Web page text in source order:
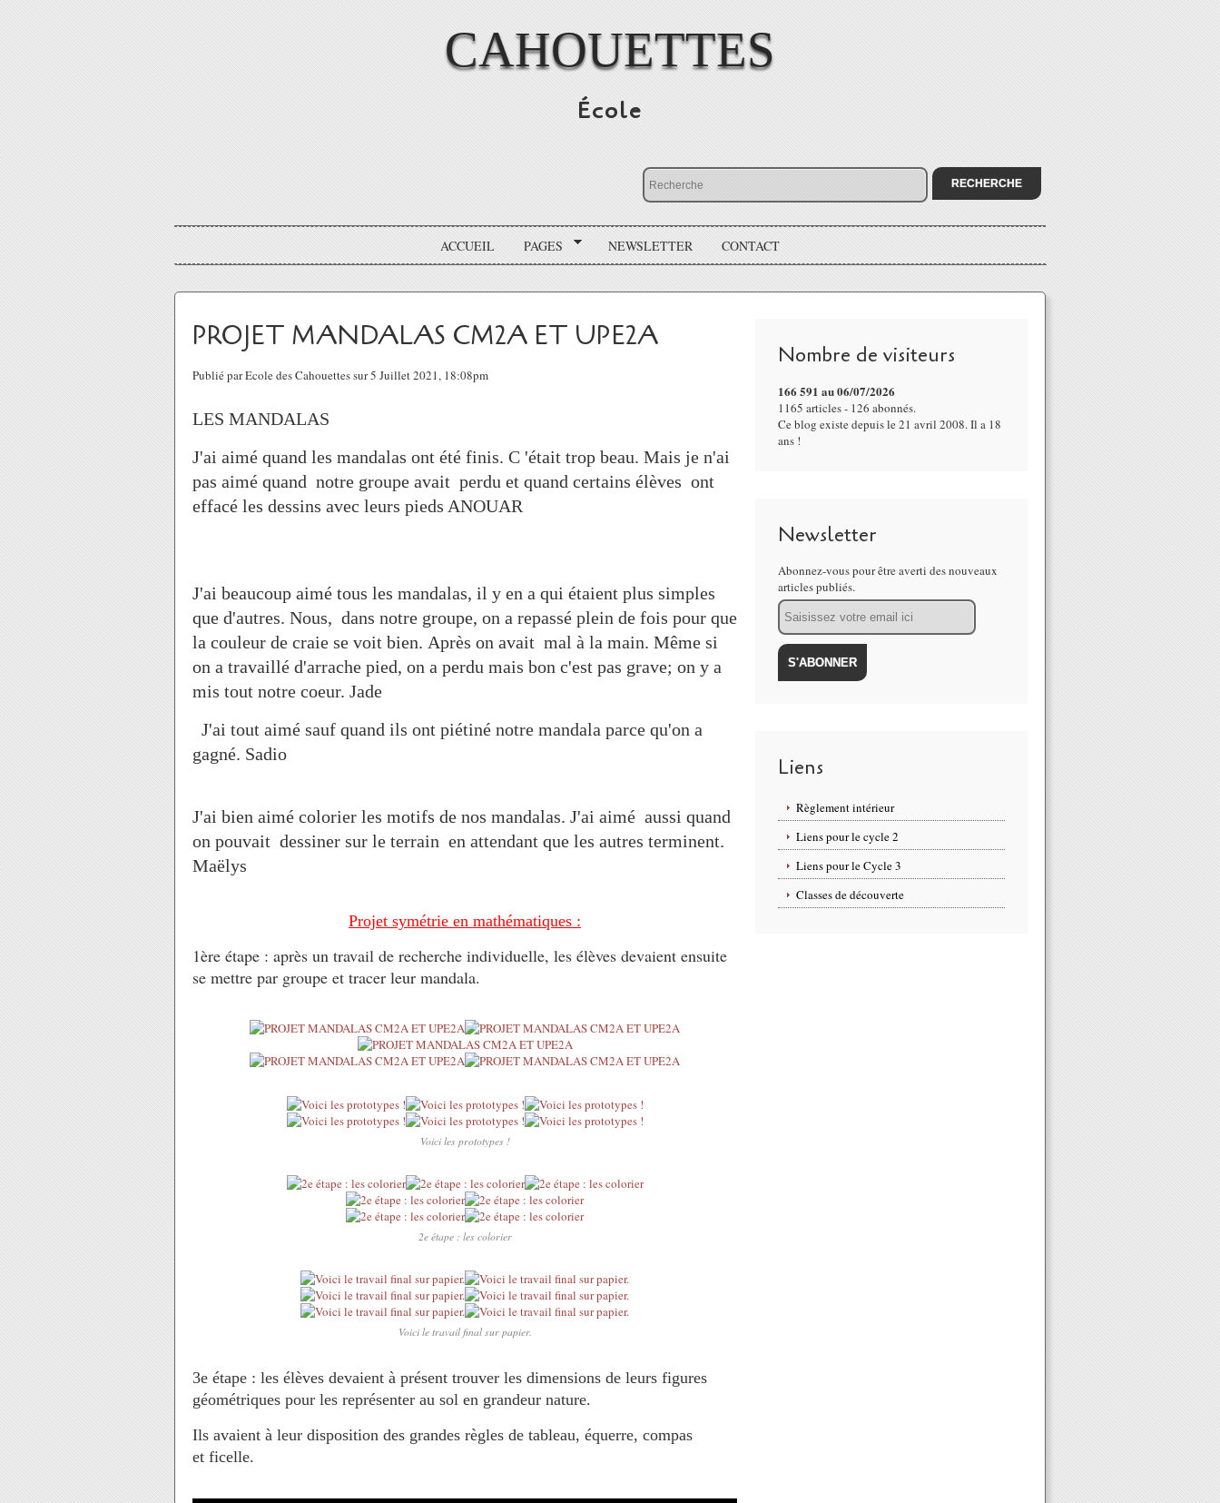
CAHOUETTES
École
ACCUEIL PAGES NEWSLETTER CONTACT
PROJET MANDALAS CM2A ET UPE2A
Publié par Ecole des Cahouettes sur 5 Juillet 2021, 18:08pm
LES MANDALAS
J'ai aimé quand les mandalas ont été finis. C 'était trop beau. Mais je n'ai
pas aimé quand notre groupe avait perdu et quand certains élèves ont
effacé les dessins avec leurs pieds ANOUAR
J'ai beaucoup aimé tous les mandalas, il y en a qui étaient plus simples
que d'autres. Nous, dans notre groupe, on a repassé plein de fois pour que
la couleur de craie se voit bien. Après on avait mal à la main. Même si
on a travaillé d'arrache pied, on a perdu mais bon c'est pas grave; on y a
mis tout notre coeur. Jade
J'ai tout aimé sauf quand ils ont piétiné notre mandala parce qu'on a
gagné. Sadio
J'ai bien aimé colorier les motifs de nos mandalas. J'ai aimé aussi quand
on pouvait dessiner sur le terrain en attendant que les autres terminent.
Maëlys
Projet symétrie en mathématiques :
1ère étape : après un travail de recherche individuelle, les élèves devaient ensuite
se mettre par groupe et tracer leur mandala.
Voici les prototypes !
2e étape : les colorier
Voici le travail final sur papier.
3e étape : les élèves devaient à présent trouver les dimensions de leurs figures
géométriques pour les représenter au sol en grandeur nature.
Ils avaient à leur disposition des grandes règles de tableau, équerre, compas
et ficelle.
Nombre de visiteurs
166 591 au 06/07/2026
1165 articles - 126 abonnés.
Ce blog existe depuis le 21 avril 2008. Il a 18
ans !
Newsletter
Abonnez-vous pour être averti des nouveaux
articles publiés.
Email
Liens
Règlement intérieur
Liens pour le cycle 2
Liens pour le Cycle 3
Classes de découverte